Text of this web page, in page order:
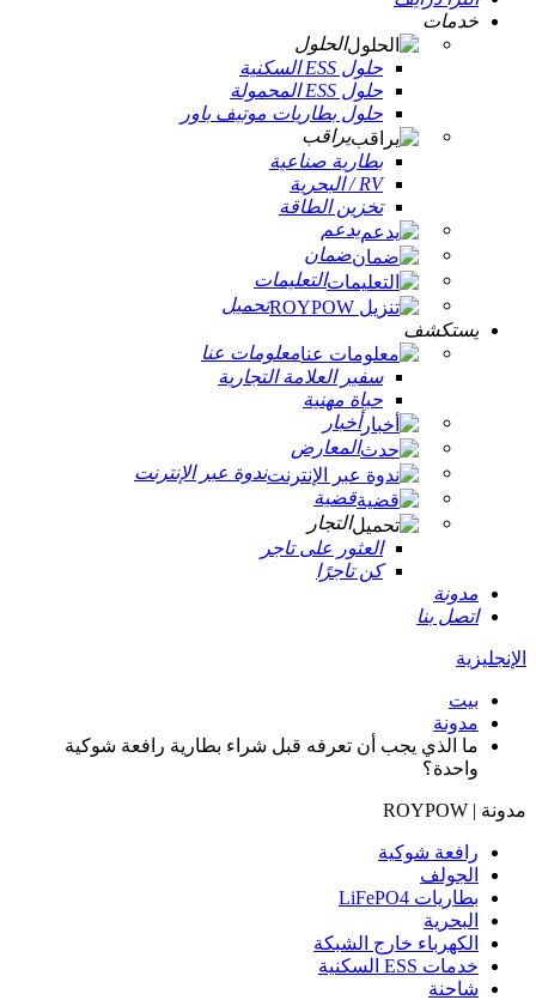
خدمات
الحلول
حلول ESS السكنية
حلول ESS المحمولة
حلول بطاريات موتيف باور
يراقب
بطارية صناعية
RV / البحرية
تخزين الطاقة
يدعم
ضمان
التعليمات
تحميل
يستكشف
معلومات عنا
سفير العلامة التجارية
حياة مهنية
أخبار
المعارض
ندوة عبر الإنترنت
قضية
التجار
العثور على تاجر
كن تاجرًا
مدونة
اتصل بنا
الإنجليزية
بيت
مدونة
ما الذي يجب أن تعرفه قبل شراء بطارية رافعة شوكية
واحدة؟
مدونة | ROYPOW
رافعة شوكية
الجولف
بطاريات LiFePO4
البحرية
الكهرباء خارج الشبكة
خدمات ESS السكنية
شاحنة